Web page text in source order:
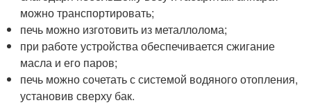
можно транспортировать;
печь можно изготовить из металлолома;
при работе устройства обеспечивается сжигание
масла и его паров;
печь можно сочетать с системой водяного отопления,
установив сверху бак.